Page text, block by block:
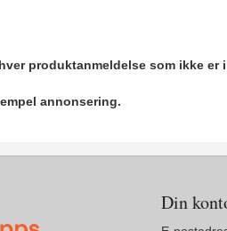
produktanmeldelse som ikke er
annonsering.
Din